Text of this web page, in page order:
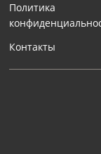
Политика
Контакты